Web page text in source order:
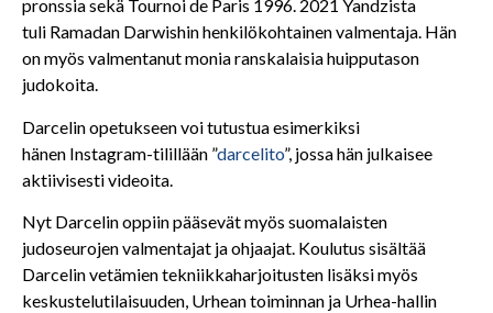
pronssia sekä Tournoi de Paris 1996. 2021 Yandzista
tuli Ramadan Darwishin henkilökohtainen valmentaja. Hän
on myös valmentanut monia ranskalaisia huipputason
judokoita.
Darcelin opetukseen voi tutustua esimerkiksi
hänen Instagram-tilillään ”darcelito”, jossa hän julkaisee
aktiivisesti videoita.
Nyt Darcelin oppiin pääsevät myös suomalaisten
judoseurojen valmentajat ja ohjaajat. Koulutus sisältää
Darcelin vetämien tekniikkaharjoitusten lisäksi myös
keskustelutilaisuuden, Urhean toiminnan ja Urhea-hallin